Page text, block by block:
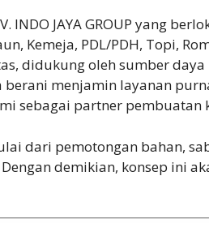
JAYA GROUP yang
Kemeja, PDL/PDH, Topi,
didukung oleh sumber
menjamin layanan
sebagai partner pembuatan
dari pemotongan bahan,
demikian, konsep ini